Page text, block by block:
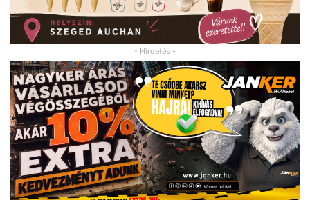
- Hirdetés -